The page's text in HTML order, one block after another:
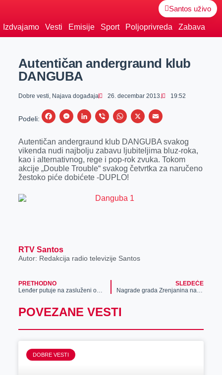
Santos uživo
Izdvajamo Vesti Emisije Sport Poljoprivreda Zabava
Autentičan andergraund klub
DANGUBA
Dobre vesti, Najava događaja 26. decembar 2013. 19:52
Podeli:
F
c
e
b
M
s
s
e
L
n
k
e
V
b
e
r
W
a
t
s
p
X
E
a
i
l
Autentičan andergraund klub DANGUBA svakog
vikenda nudi najbolju zabavu ljubiteljima bluz-roka,
kao i alternativnog, rege i pop-rok zvuka. Tokom
akcije „Double Trouble“ svakog četvrtka za naručeno
žestoko piće dobićete -DUPLO!
RTV Santos
Autor: Redakcija radio televizije Santos
PRETHODNO
Lenđer putuje na zasluženi odmor u Tursku
SLEDEĆE
Nagrade grada Zrenjanina najuspešnijima
POVEZANE VESTI
DOBRE VESTI